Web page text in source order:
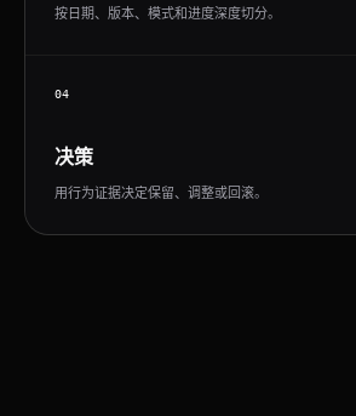
按日期、版本、模式和进度深度切分。
04
决策
用行为证据决定保留、调整或回滚。